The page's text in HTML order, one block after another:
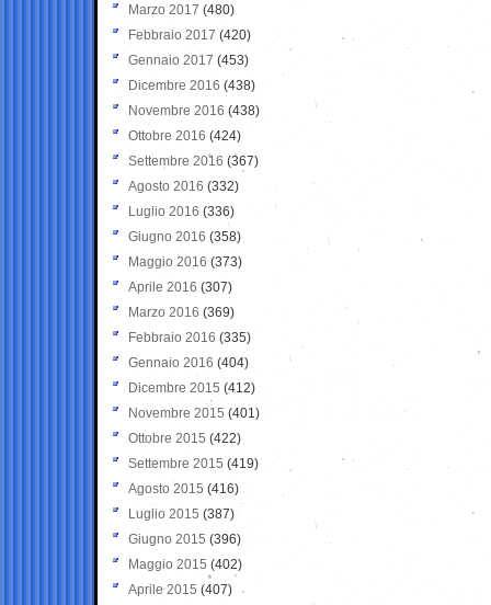
Marzo 2017 (480)
Febbraio 2017 (420)
Gennaio 2017 (453)
Dicembre 2016 (438)
Novembre 2016 (438)
Ottobre 2016 (424)
Settembre 2016 (367)
Agosto 2016 (332)
Luglio 2016 (336)
Giugno 2016 (358)
Maggio 2016 (373)
Aprile 2016 (307)
Marzo 2016 (369)
Febbraio 2016 (335)
Gennaio 2016 (404)
Dicembre 2015 (412)
Novembre 2015 (401)
Ottobre 2015 (422)
Settembre 2015 (419)
Agosto 2015 (416)
Luglio 2015 (387)
Giugno 2015 (396)
Maggio 2015 (402)
Aprile 2015 (407)